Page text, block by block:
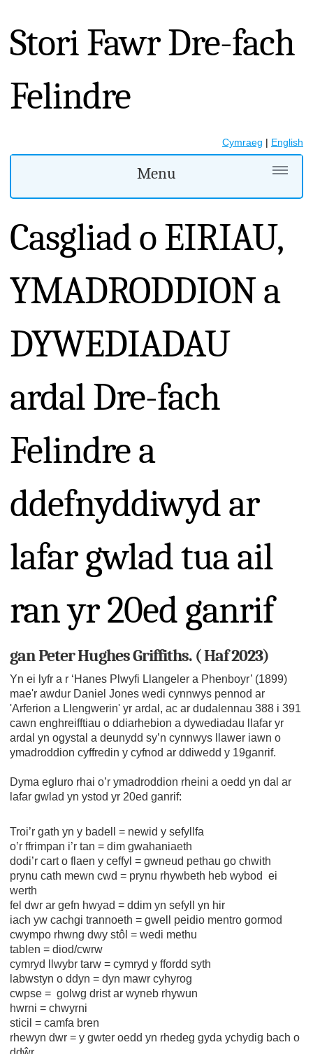
Stori Fawr Dre-fach
Felindre
Cymraeg | English
Menu
Casgliad o EIRIAU,
YMADRODDION a
DYWEDIADAU
ardal Dre-fach
Felindre a
ddefnyddiwyd ar
lafar gwlad tua ail
ran yr 20ed ganrif
gan Peter Hughes Griffiths. ( Haf 2023)
Yn ei lyfr a r ‘Hanes Plwyfi Llangeler a Phenboyr’ (1899)
mae'r awdur Daniel Jones wedi cynnwys pennod ar
'Arferion a Llengwerin' yr ardal, ac ar dudalennau 388 i 391
cawn enghreifftiau o ddiarhebion a dywediadau llafar yr
ardal yn ogystal a deunydd sy’n cynnwys llawer iawn o
ymadroddion cyffredin y cyfnod ar ddiwedd y 19ganrif.
Dyma egluro rhai o’r ymadroddion rheini a oedd yn dal ar
lafar gwlad yn ystod yr 20ed ganrif:
Troi’r gath yn y badell = newid y sefyllfa
o’r ffrimpan i’r tan = dim gwahaniaeth
dodi’r cart o flaen y ceffyl = gwneud pethau go chwith
prynu cath mewn cwd = prynu rhywbeth heb wybod ei
werth
fel dwr ar gefn hwyad = ddim yn sefyll yn hir
iach yw cachgi trannoeth = gwell peidio mentro gormod
cwympo rhwng dwy stôl = wedi methu
tablen = diod/cwrw
cymryd llwybr tarw = cymryd y ffordd syth
labwstyn o ddyn = dyn mawr cyhyrog
cwpse = golwg drist ar wyneb rhywun
hwrni = chwyrni
sticil = camfa bren
rhewyn dwr = y gwter oedd yn rhedeg gyda ychydig bach o